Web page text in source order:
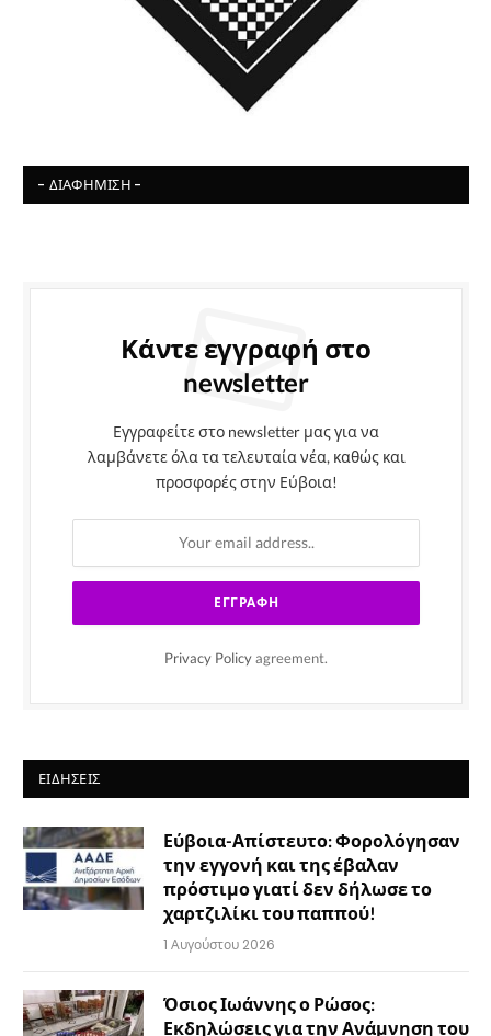
- ΔΙΑΦΉΜΙΣΗ -
Κάντε εγγραφή στο
newsletter
Εγγραφείτε στο newsletter μας για να
λαμβάνετε όλα τα τελευταία νέα, καθώς και
προσφορές στην Εύβοια!
Privacy Policy agreement.
ΕΙΔΉΣΕΙΣ
Εύβοια-Απίστευτο: Φορολόγησαν
την εγγονή και της έβαλαν
πρόστιμο γιατί δεν δήλωσε το
χαρτζιλίκι του παππού!
1 Αυγούστου 2026
Όσιος Ιωάννης ο Ρώσος:
Εκδηλώσεις για την Ανάμνηση του